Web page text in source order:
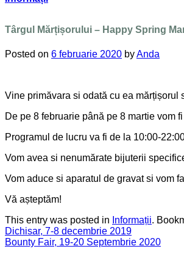
Târgul Mărțișorului – Happy Spring
Posted on 6 februarie 2020 byAnda
Vine primăvara si odată cu ea mărțișorul
De pe 8 februarie până pe 8 martie vom
Programul de lucru va fi de la 10:00-
Vom avea si nenumărate bijuterii
Vom aduce si aparatul de gravat si vom
Vă așteptăm!
This entry was posted in Informații.
Dichisar, 7-8 decembrie 2019
Bounty Fair, 19-20 Septembrie 2020